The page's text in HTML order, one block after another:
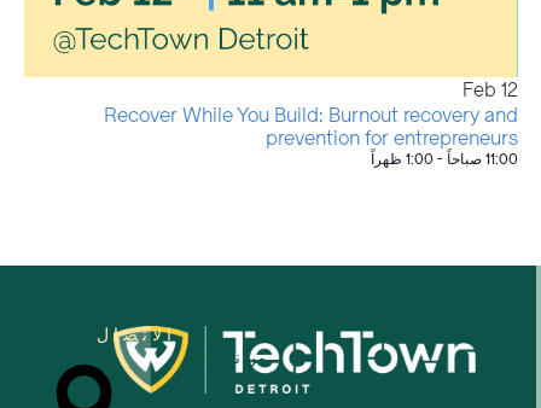
Feb
Recover While You Build: Burnout recovery and
prevention for entrepreneurs
11:00 صباحاً -1:00 ظهراً
من نحن
الاتصال